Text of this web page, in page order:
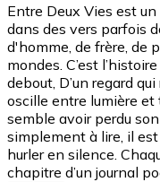
Entre Deux Vies est
dans des vers parfois
d'homme, de frère, de
mondes. C’est
debout, D’un regard
oscille entre lumière
semble avoir perdu
simplement à lire, il
hurler en silence.
chapitre d’un journal